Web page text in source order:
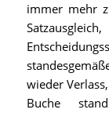
immer mehr
wieder
Buche